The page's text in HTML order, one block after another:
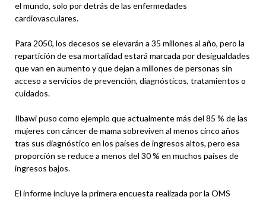
el mundo, solo por detrás de las enfermedades
cardiovasculares.
Para 2050, los decesos se elevarán a 35 millones al año, pero la
repartición de esa mortalidad estará marcada por desigualdades
que van en aumento y que dejan a millones de personas sin
acceso a servicios de prevención, diagnósticos, tratamientos o
cuidados.
Ilbawi puso como ejemplo que actualmente más del 85 % de las
mujeres con cáncer de mama sobreviven al menos cinco años
tras sus diagnóstico en los países de ingresos altos, pero esa
proporción se reduce a menos del 30 % en muchos países de
ingresos bajos.
El informe incluye la primera encuesta realizada por la OMS